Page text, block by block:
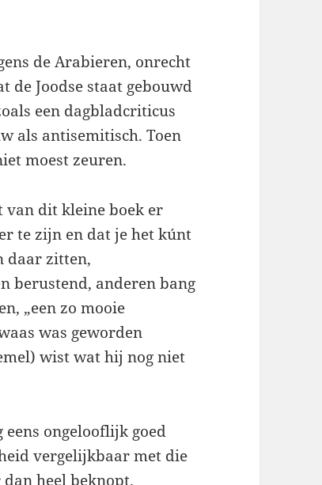
de Arabieren, onrecht
de Joodse staat gebouwd
een dagbladcriticus
als antisemitisch. Toen
moest zeuren.
dit kleine boek er
te zijn en dat je het kúnt
daar zitten,
berustend, anderen bang
„een zo mooie
was geworden
wist wat hij nog niet
ongelooflijk goed
vergelijkbaar met die
heel beknopt.